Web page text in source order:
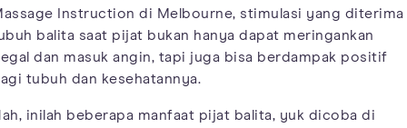
Instruction di Melbourne, stimulasi yang diterima
balita saat pijat bukan hanya dapat meringankan
dan masuk angin, tapi juga bisa berdampak positif
tubuh dan kesehatannya.
inilah beberapa manfaat pijat balita, yuk dicoba di